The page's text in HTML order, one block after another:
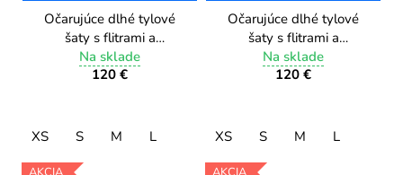
Očarujúce dlhé tylové
šaty s flitrami a
korálkami PL001/4 blue
jean
Na sklade
120 €
XS S M L
Očarujúce dlhé tylové
šaty s flitrami a
korálkami PL001/3 wild
green
Na sklade
120 €
XS S M L